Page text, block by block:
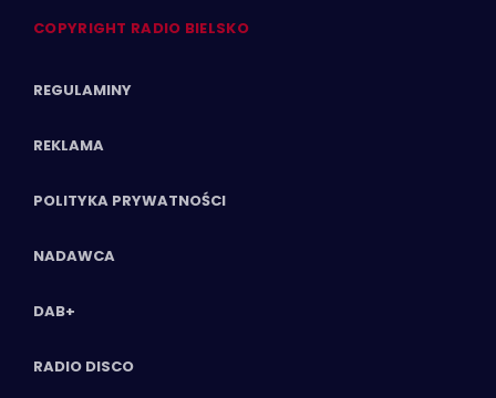
COPYRIGHT RADIO BIELSKO
REGULAMINY
REKLAMA
POLITYKA PRYWATNOŚCI
NADAWCA
DAB+
RADIO DISCO